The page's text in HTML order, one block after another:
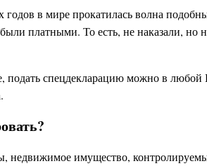
годов в мире прокатилась волна
платными. То есть, не наказали, но
подать спецдекларацию можно в
недвижимое имущество,